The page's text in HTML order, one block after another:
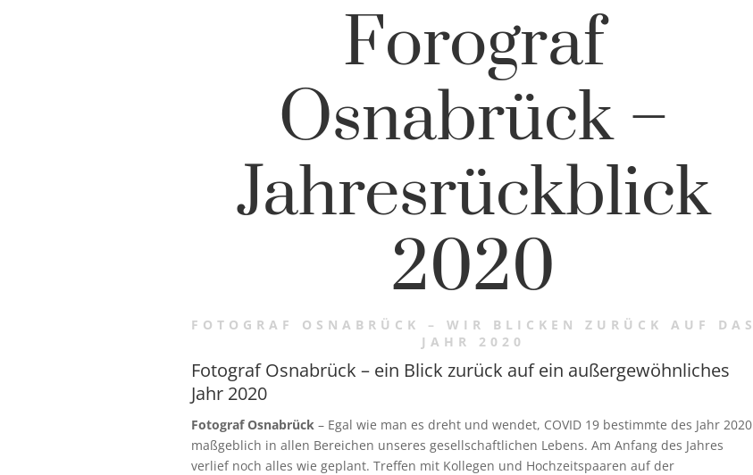
Forograf
Osnabrück –
Jahresrückblick
2020
FOTOGRAF OSNABRÜCK – WIR BLICKEN ZURÜCK AUF DAS
JAHR 2020
Fotograf Osnabrück – ein Blick zurück auf ein außergewöhnliches
Jahr 2020
Fotograf Osnabrück– Egal wie man es dreht und wendet, COVID 19 bestimmte des Jahr 2020
maßgeblich in allen Bereichen unseres gesellschaftlichen Lebens. Am Anfang des Jahres
verlief noch alles wie geplant. Treffen mit Kollegen und Hochzeitspaaren auf der